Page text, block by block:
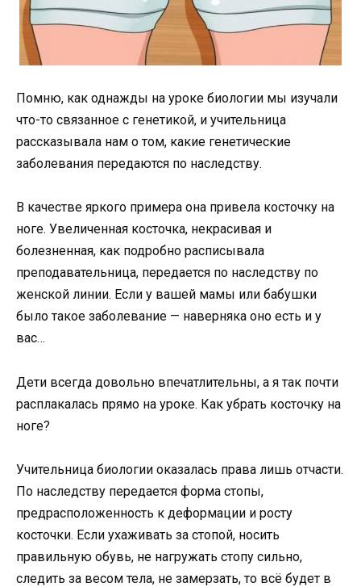
Помню, как однажды на уроке биологии мы изучали
что-то связанное с генетикой, и учительница
рассказывала нам о том, какие генетические
заболевания передаются по наследству.
В качестве яркого примера она привела косточку на
ноге. Увеличенная косточка, некрасивая и
болезненная, как подробно расписывала
преподавательница, передается по наследству по
женской линии. Если у вашей мамы или бабушки
было такое заболевание — наверняка оно есть и у
вас…
Дети всегда довольно впечатлительны, а я так почти
расплакалась прямо на уроке. Как убрать косточку на
ноге?
Учительница биологии оказалась права лишь отчасти.
По наследству передается форма стопы,
предрасположенность к деформации и росту
косточки. Если ухаживать за стопой, носить
правильную обувь, не нагружать стопу сильно,
следить за весом тела, не замерзать, то всё будет в